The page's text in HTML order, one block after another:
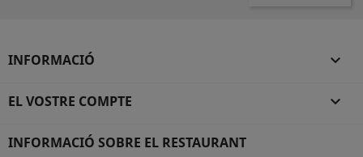
INFORMACIÓ 
EL VOSTRE COMPTE 
INFORMACIÓ SOBRE EL RESTAURANT